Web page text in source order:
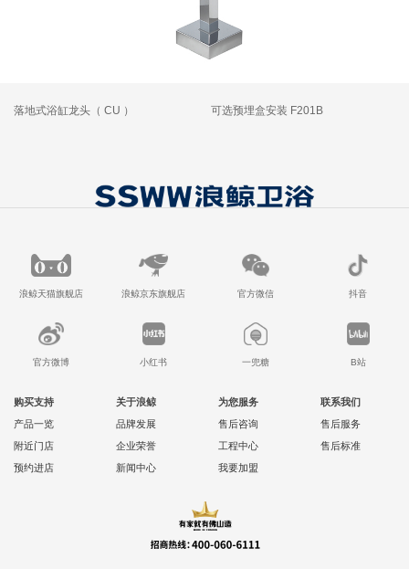
落地式浴缸龙头（ CU ） 可选预埋盒安装 F201B
浪鲸天猫旗舰店 浪鲸京东旗舰店 官方微信 抖音
官方微博 小红书 一兜糖 B站
购买支持
产品一览
附近门店
预约进店
关于浪鲸
品牌发展
企业荣誉
新闻中心
为您服务
售后咨询
工程中心
我要加盟
联系我们
售后服务
售后标准